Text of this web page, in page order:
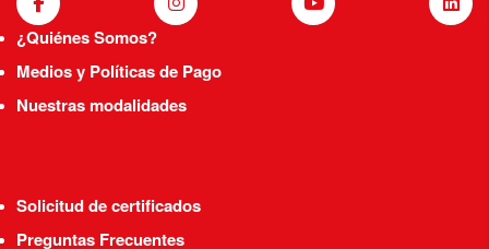
¿Quiénes Somos?
Medios y Políticas de Pago
Nuestras modalidades
Solicitud de certificados
Preguntas Frecuentes